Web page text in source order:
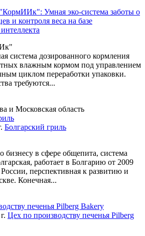
"КормИИк": Умная эко-система заботы о
и контроля веса на базе
система дозированного кормления
влажным кормом под управлением
циклом переработки упаковки.
требуются...
и Московская область
Болгарский гриль
бизнесу в сфере общепита, система
работает в Болгарию от 2009
перспективная к развитию и
Конечная...
Цех по производству печенья Pilberg